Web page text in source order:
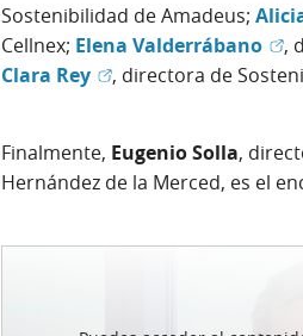
Sostenibilidad de Amadeus;
Cellnex; Elena Valderrábano
,
Clara Rey (Abrir en ventana
, directora de
Finalmente, Eugenio Solla,
Hernández de la Merced, es el